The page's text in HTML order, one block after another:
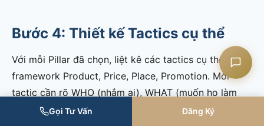
Bước 4: Thiết kế Tactics cụ thể
Với mỗi Pillar đã chọn, liệt kê các tactics cụ thể theo
framework Product, Price, Place, Promotion. Mỗi
tactic cần rõ WHO (nhắm ai), WHAT (muốn họ làm
gì), HOW (bằng cách nào).
Gọi Tư Vấn Đăng Ký